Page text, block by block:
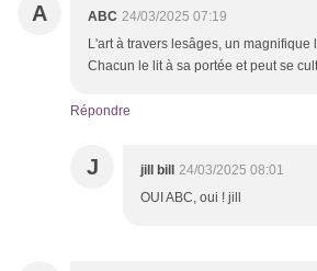
A ABC 24/03/2025 07:19
L'art à travers lesâges, un magnifique
Chacun le lit à sa portée et peut se
Répondre
J jill bill
24/03/2025 08:01
OUI ABC, oui ! jill